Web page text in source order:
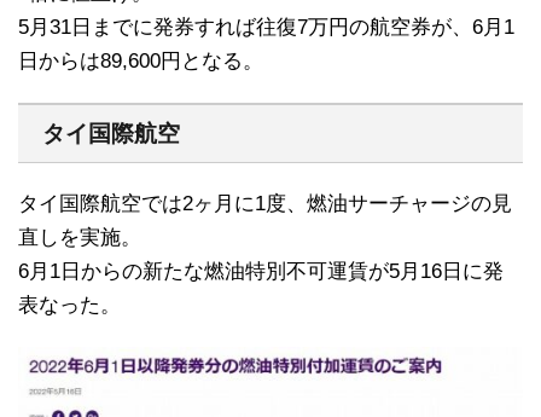
5月31日までに発券すれば往復7万円の航空券が、6月1
日からは89,600円となる。
タイ国際航空
タイ国際航空では2ヶ月に1度、燃油サーチャージの見
直しを実施。
6月1日からの新たな燃油特別不可運賃が5月16日に発
表なった。